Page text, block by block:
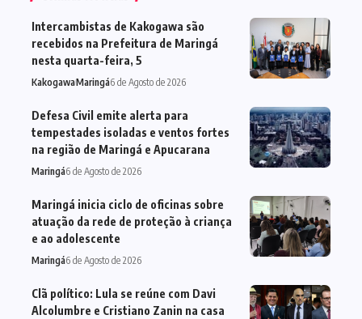
Intercambistas de Kakogawa são
recebidos na Prefeitura de Maringá
nesta quarta-feira, 5
KakogawaMaringá6 de Agosto de 2026
Defesa Civil emite alerta para
tempestades isoladas e ventos fortes
na região de Maringá e Apucarana
Maringá6 de Agosto de 2026
Maringá inicia ciclo de oficinas sobre
atuação da rede de proteção à criança
e ao adolescente
Maringá6 de Agosto de 2026
Clã político: Lula se reúne com Davi
Alcolumbre e Cristiano Zanin na casa